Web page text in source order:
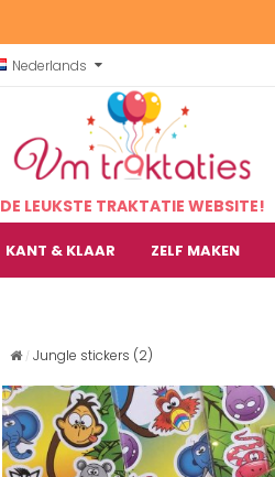
Nederlands
DE LEUKSTE TRAKTATIE WEBSITE!
KANT & KLAAR ZELF MAKEN
Jungle stickers (2)